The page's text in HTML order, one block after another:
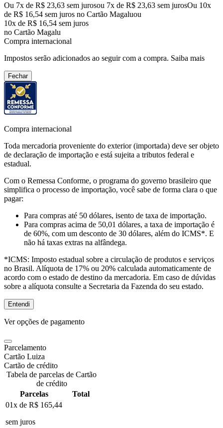
Ou 7x de R$ 23,63 sem jurosou 7x de R$ 23,63 sem jurosOu 10x
de R$ 16,54 sem juros no Cartão Magaluou
10x de R$ 16,54 sem juros
no Cartão Magalu
Compra internacional
Impostos serão adicionados ao seguir com a compra. Saiba mais
Fechar
Compra internacional
Toda mercadoria proveniente do exterior (importada) deve ser objeto
de declaração de importação e está sujeita a tributos federal e
estadual.
Com o Remessa Conforme, o programa do governo brasileiro que
simplifica o processo de importação, você sabe de forma clara o que
pagar:
Para compras até 50 dólares, isento de taxa de importação.
Para compras acima de 50,01 dólares, a taxa de importação é
de 60%, com um desconto de 30 dólares, além do ICMS*. E
não há taxas extras na alfândega.
*ICMS: Imposto estadual sobre a circulação de produtos e serviços
no Brasil. Alíquota de 17% ou 20% calculada automaticamente de
acordo com o estado de destino da mercadoria. Em caso de dúvidas
sobre a alíquota consulte a Secretaria da Fazenda do seu estado.
Entendi
Ver opções de pagamento
Parcelamento
Cartão Luiza
Cartão de crédito
Tabela de parcelas de Cartão
de crédito
Parcelas
Total
01x de R$ 165,44
sem juros